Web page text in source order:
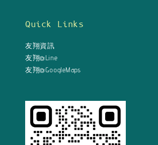
Quick Links
友翔資訊
友翔@Line
友翔@GoogleMaps